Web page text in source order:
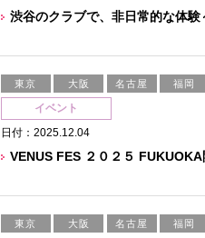
渋谷のクラブで、非日常的な体
東京 大阪 名古屋 福岡
イベント
日付：2025.12.04
VENUS FES ２０２５ FUKUOKA
東京 大阪 名古屋 福岡